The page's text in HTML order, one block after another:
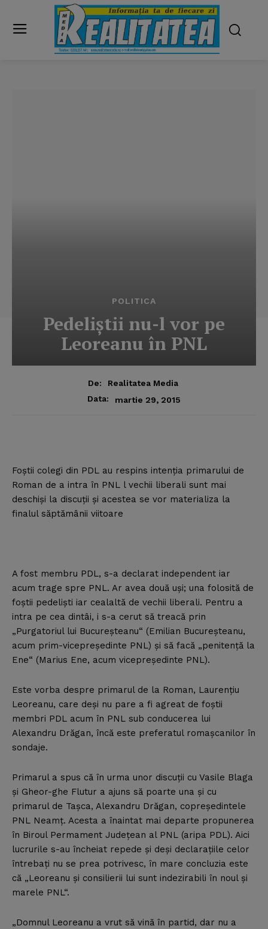
POLITICA
Pedeliştii nu-l vor pe
Leoreanu în PNL
De:
Realitatea Media
Data:
martie 29, 2015
Foştii colegi din PDL au respins intenţia primarului de
Roman de a intra în PNL l vechii liberali sunt mai
deschişi la discuţii şi acestea se vor materializa la
finalul săptămânii viitoare
A fost membru PDL, s-a declarat independent iar
acum trage spre PNL. Ar avea două uşi; una folosită de
foştii pedelişti iar cealaltă de vechii liberali. Pentru a
intra pe cea dintâi, i s-a cerut să treacă prin
„Purgatoriul lui Bucureşteanu“ (Emilian Bucureşteanu,
acum prim-vicepreşedinte PNL) şi să facă „penitenţă la
Ene“ (Marius Ene, acum vicepreşedinte PNL).
Este vorba despre primarul de la Roman, Laurenţiu
Leoreanu, care deşi nu pare a fi agreat de foştii
membri PDL acum în PNL sub conducerea lui
Alexandru Drăgan, încă este preferatul romaşcanilor în
sondaje.
Primarul a spus că în urma unor discuţii cu Vasile Blaga
şi Gheor-ghe Flutur a ajuns să poarte una şi cu
primarul de Taşca, Alexandru Drăgan, copreşedintele
PNL Neamţ. Acesta a înaintat mai departe propunerea
în Biroul Permament Judeţean al PNL (aripa PDL). Aici
lucrurile s-au încheiat repede şi deşi declaraţiile celor
întrebaţi nu se prea potrivesc, în mare concluzia este
că „Leoreanu şi consilierii lui sunt indezirabili în noul şi
marele PNL“.
„Domnul Leoreanu a vrut să vină în partid, dar nu a